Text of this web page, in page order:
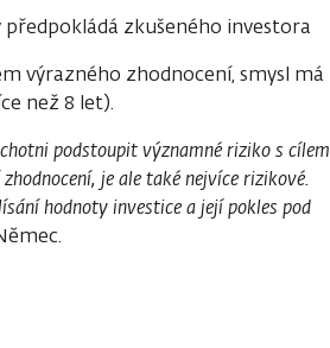
zkušeného investora
výrazného zhodnocení, smysl má
než 8 let).
podstoupit významné riziko s cílem
je ale také nejvíce rizikové.
hodnoty investice a její pokles pod